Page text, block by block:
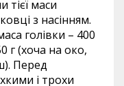
тієї маси
з насінням.
голівки – 400
г (хоча на око,
Перед
і трохи